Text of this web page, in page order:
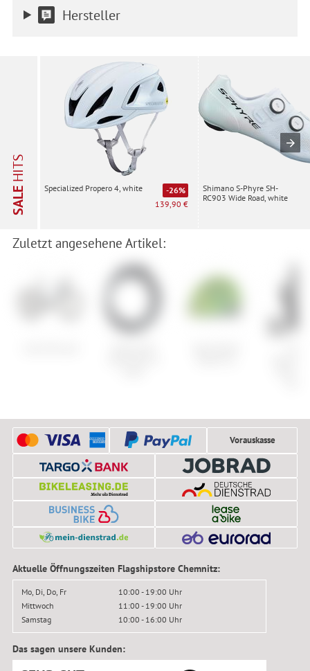
Hersteller
SALE
HITS
Specialized Propero 4, white
-26%
139,90 €
Shimano S-Phyre SH-
RC903 Wide Road, white
Zuletzt angesehene Artikel:
Vorauskasse
Aktuelle Öffnungszeiten Flagshipstore Chemnitz:
Mo, Di, Do, Fr
10:00 - 19:00 Uhr
Mittwoch
11:00 - 19:00 Uhr
Samstag
10:00 - 16:00 Uhr
Das sagen unsere Kunden: